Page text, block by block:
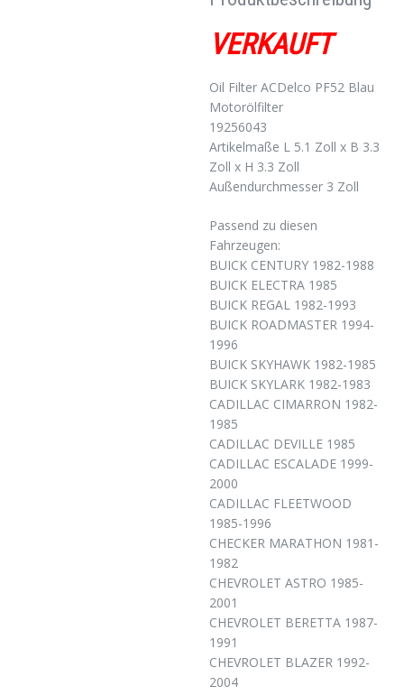
VERKAUFT
Oil Filter ACDelco PF52 Blau
Motorölfilter
19256043
Artikelmaße L 5.1 Zoll x B 3.3
Zoll x H 3.3 Zoll
Außendurchmesser 3 Zoll
Passend zu diesen
Fahrzeugen:
BUICK CENTURY 1982-1988
BUICK ELECTRA 1985
BUICK REGAL 1982-1993
BUICK ROADMASTER 1994-
1996
BUICK SKYHAWK 1982-1985
BUICK SKYLARK 1982-1983
CADILLAC CIMARRON 1982-
1985
CADILLAC DEVILLE 1985
CADILLAC ESCALADE 1999-
2000
CADILLAC FLEETWOOD
1985-1996
CHECKER MARATHON 1981-
1982
CHEVROLET ASTRO 1985-
2001
CHEVROLET BERETTA 1987-
1991
CHEVROLET BLAZER 1992-
2004